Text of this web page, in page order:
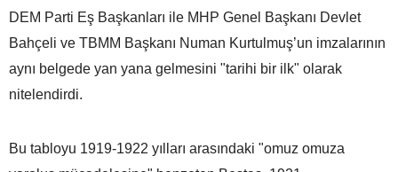
DEM Parti Eş Başkanları ile MHP Genel Başkanı Devlet
Bahçeli ve TBMM Başkanı Numan Kurtulmuş’un imzalarının
aynı belgede yan yana gelmesini "tarihi bir ilk" olarak
nitelendirdi.
Bu tabloyu 1919-1922 yılları arasındaki "omuz omuza